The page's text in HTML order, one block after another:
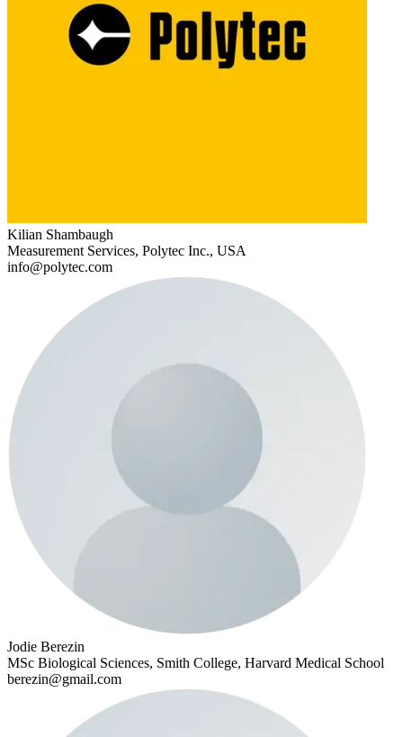
Kilian Shambaugh
Measurement Services, Polytec Inc., USA
info@polytec.com
Jodie Berezin
MSc Biological Sciences, Smith College, Harvard Medical School
berezin@gmail.com